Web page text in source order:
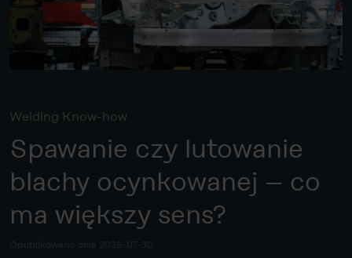
Welding Know-how
Spawanie czy lutowanie
blachy ocynkowanej – co
ma większy sens?